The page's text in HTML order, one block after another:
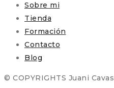
Sobre mi
Tienda
Formación
Contacto
Blog
© COPYRIGHTS Juani Cavas